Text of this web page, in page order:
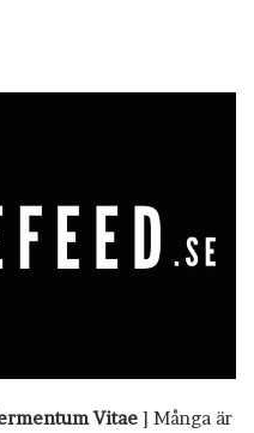
Vitae ] Många är